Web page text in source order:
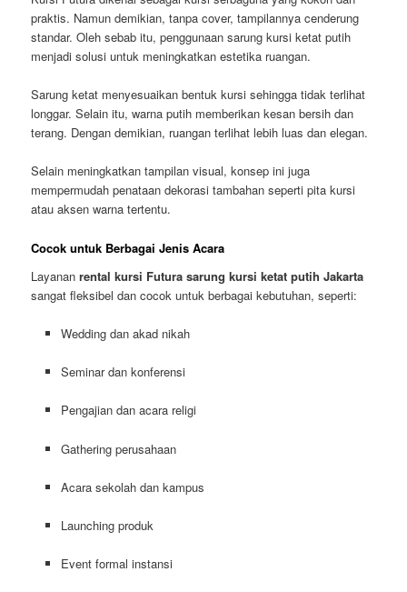
praktis. Namun demikian, tanpa cover, tampilannya cenderung
standar. Oleh sebab itu, penggunaan sarung kursi ketat putih
menjadi solusi untuk meningkatkan estetika ruangan.
Sarung ketat menyesuaikan bentuk kursi sehingga tidak terlihat
longgar. Selain itu, warna putih memberikan kesan bersih dan
terang. Dengan demikian, ruangan terlihat lebih luas dan elegan.
Selain meningkatkan tampilan visual, konsep ini juga
mempermudah penataan dekorasi tambahan seperti pita kursi
atau aksen warna tertentu.
Cocok untuk Berbagai Jenis Acara
Layananrental kursi Futura sarung kursi ketat putih Jakarta
sangat fleksibel dan cocok untuk berbagai kebutuhan, seperti:
Wedding dan akad nikah
Seminar dan konferensi
Pengajian dan acara religi
Gathering perusahaan
Acara sekolah dan kampus
Launching produk
Event formal instansi